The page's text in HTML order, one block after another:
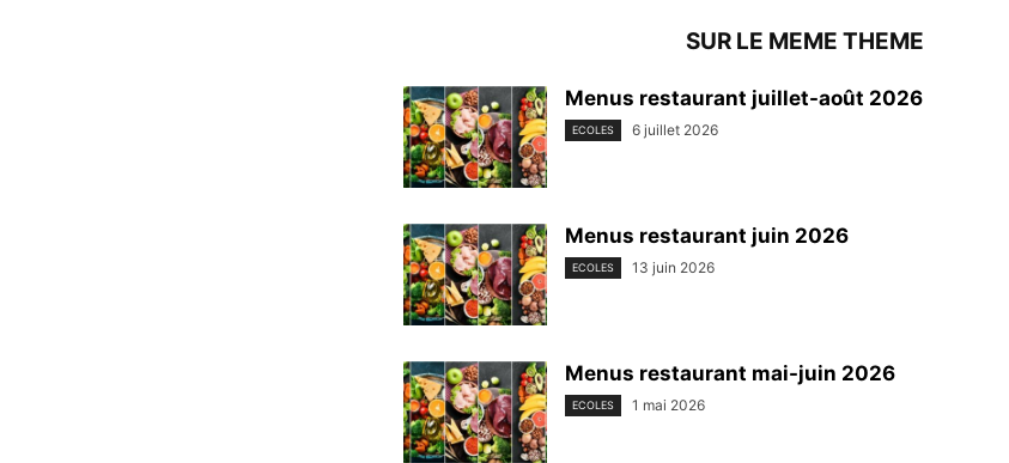
SUR LE MEME THEME
Menus restaurant juillet-août 2026
ECOLES 6 juillet 2026
Menus restaurant juin 2026
ECOLES 13 juin 2026
Menus restaurant mai-juin 2026
ECOLES 1 mai 2026